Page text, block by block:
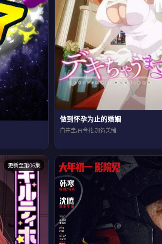
做到怀孕为止的婚姻
白井圭,百合花,加贺美绪
更新至第06集